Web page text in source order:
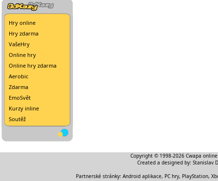
Hry online
Hry zdarma
VašeHry
Online hry
Online hry zdarma
Aerobic
Zdarma
EmoSvět
Kurzy inline
Soutěž
Copyright © 1998-2026 Cwapa
Created a designed by: Stanislav
Partnerské stránky: Android aplikace, PC hry, PlayStation,